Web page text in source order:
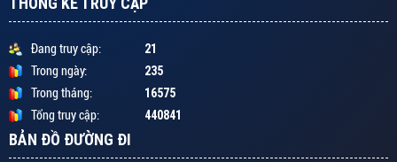
Đang truy cập: 21
Trong ngày: 235
Trong tháng: 16575
Tổng truy cập: 440841
BẢN ĐỒ ĐƯỜNG ĐI